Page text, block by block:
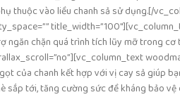
thuộc vào liều chanh sả sử dụng.[/
chặn quá trình tích lũy mỡ trong
của chanh kết hợp với vị cay sả giúp
tới, tăng cường sức đề kháng bảo